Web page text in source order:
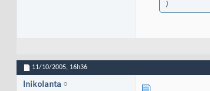
)
11/10/2005, 16h36
lnikolanta